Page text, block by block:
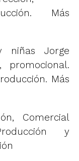
Más
Jorge
promocional.
Más
Comercial
y